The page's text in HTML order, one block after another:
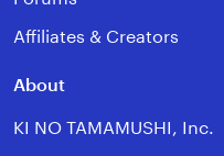
Affiliates & Creators
About
KI NO TAMAMUSHI, Inc.